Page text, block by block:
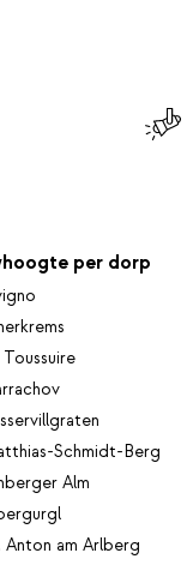
per dorp
Toussuire
Schmidt-Berg
Alm
Anton am Arlberg